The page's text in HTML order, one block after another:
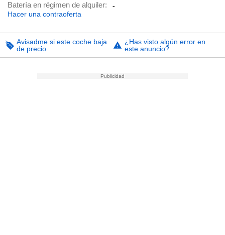
Batería en régimen de alquiler
-
Hacer una contraoferta
Avisadme si este coche baja
de precio
¿Has visto algún error en
este anuncio?